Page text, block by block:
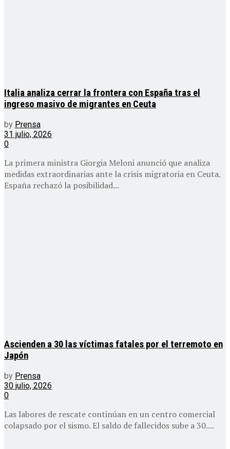
Italia analiza cerrar la frontera con España tras el
ingreso masivo de migrantes en Ceuta
by Prensa
31 julio, 2026
0
La primera ministra Giorgia Meloni anunció que analiza
medidas extraordinarias ante la crisis migratoria en Ceuta.
España rechazó la posibilidad...
Ascienden a 30 las víctimas fatales por el terremoto en
Japón
by Prensa
30 julio, 2026
0
Las labores de rescate continúan en un centro comercial
colapsado por el sismo. El saldo de fallecidos sube a 30....